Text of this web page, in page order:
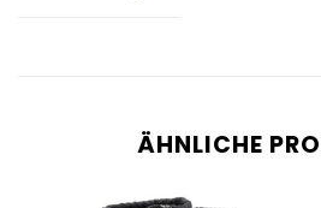
ÄHNLICHE